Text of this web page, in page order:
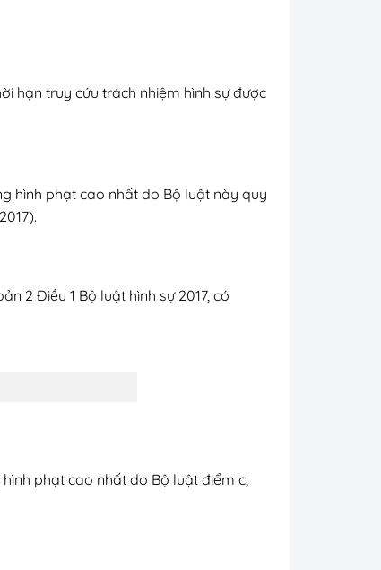
hạn truy cứu trách nhiệm hình sự được
hình phạt cao nhất do Bộ luật này quy
2 Điều 1 Bộ luật hình sự 2017, có
phạt cao nhất do Bộ luật điểm c,